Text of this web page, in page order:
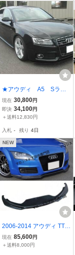
★アウディ A5 Sライ
ン ★カーボン Ｆ／リ
ップ 【新品】
現在 30,800円
即決 34,100円
＋送料12,830円
入札 - 残り 4日
NEW
2006-2014 アウディ TTS
8J ASスポーツ FRP製 未
塗装 フロントリップ 社外
現在 85,600円
＋送料8,000円